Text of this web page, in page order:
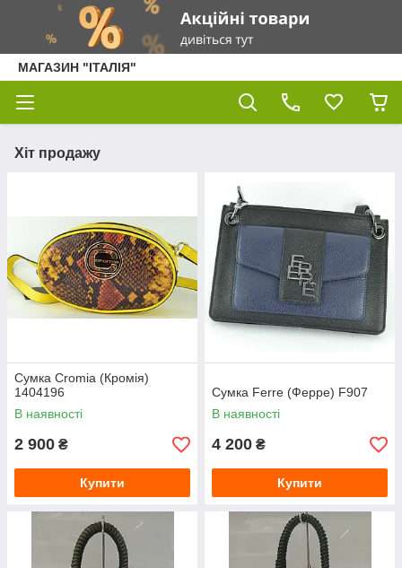
МАГАЗИН "ІТАЛІЯ"
Хіт продажу
Сумка Cromia (Кромія)
1404196
В наявності
2 900 ₴
Купити
Сумка Ferre (Ферре) F907
В наявності
4 200 ₴
Купити